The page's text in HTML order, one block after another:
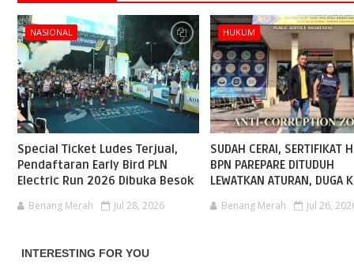
NASIONAL
Special Ticket Ludes Terjual,
Pendaftaran Early Bird PLN
Electric Run 2026 Dibuka Besok
Benang Merah Jul 28, 2026
HUKUM
SUDAH CERAI, SERTIFIKAT
BPN PAREPARE DITUDUH
LEWATKAN ATURAN, DUGA
Benang Merah Jul 26,